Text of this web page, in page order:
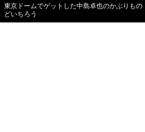
東京ドームでゲットした中島卓也のかぶりも
どいちろう